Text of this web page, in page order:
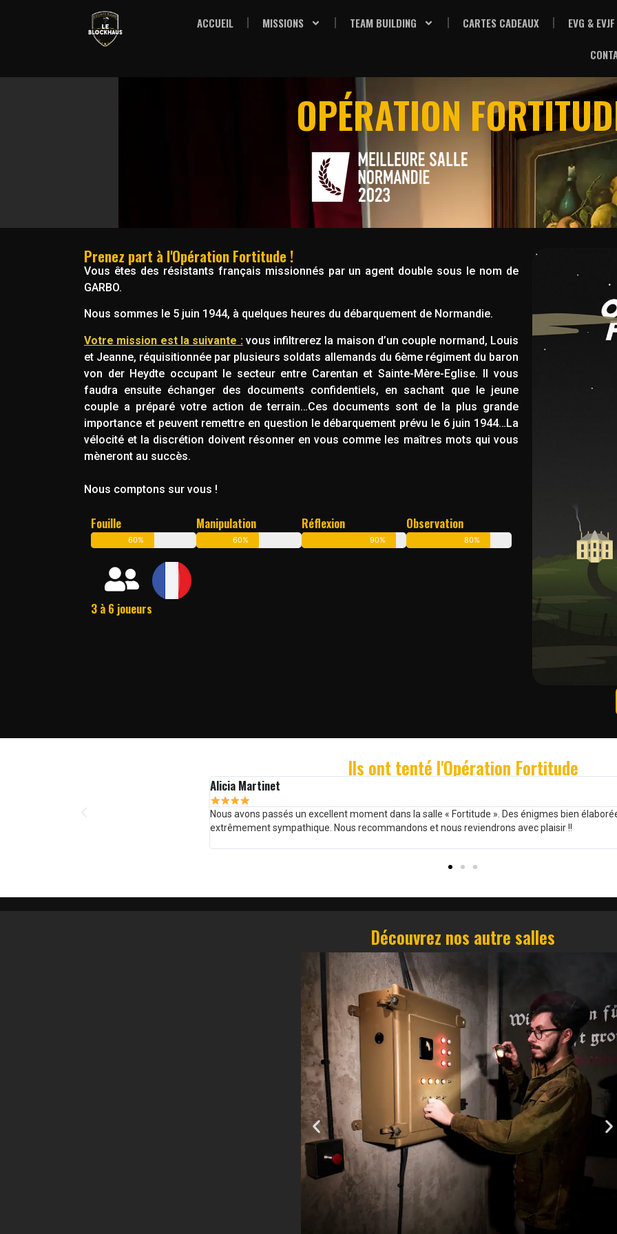
ACCUEIL MISSIONS TEAM BUILDING CARTES CADEAUX EVG & EVJF
OPÉRATION
Prenez part à l'Opération Fortitude !
Vous êtes des résistants français missionnés par un agent double sous le nom de
GARBO.
Nous sommes le 5 juin 1944, à quelques heures du débarquement de Normandie.
Votre mission est la suivante :vous infiltrerez la maison d’un couple normand, Louis
et Jeanne, réquisitionnée par plusieurs soldats allemands du 6ème régiment du baron
von der Heydte occupant le secteur entre Carentan et Sainte-Mère-Eglise. Il vous
faudra ensuite échanger des documents confidentiels, en sachant que le jeune
couple a préparé votre action de terrain…Ces documents sont de la plus grande
importance et peuvent remettre en question le débarquement prévu le 6 juin 1944…La
vélocité et la discrétion doivent résonner en vous comme les maîtres mots qui vous
mèneront au succès.
Nous comptons sur vous !
Fouille
60%
Manipulation
60%
Réflexion
90%
Observation
80%
3 à 6 joueurs
Ils ont tenté l'Opération Fortitude
la salle « Fortitude ». Des énigmes bien élaborées et un game master
Merci beaucoup pour votre accueil ! Equipe trop cool et très
Fortitude, et on a géré (faut dire la vérité) mais c'est vraiment
Découvrez nos autre salles